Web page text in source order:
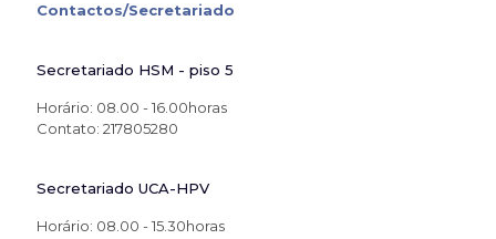
Contactos/Secretariado
Secretariado HSM - piso 5
Horário: 08.00 - 16.00horas
Contato: 217805280
Secretariado UCA-HPV
Horário: 08.00 - 15.30horas